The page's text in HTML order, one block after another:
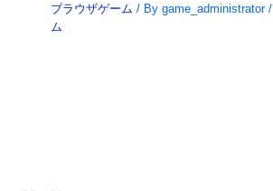
ブラウザゲーム / Bygame_administrator/
ム